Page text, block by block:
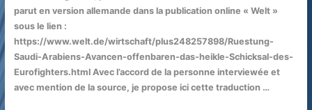
parut en version allemande dans la publication online « Welt »
sous le lien :
https://www.welt.de/wirtschaft/plus248257898/Ruestung-
Saudi-Arabiens-Avancen-offenbaren-das-heikle-Schicksal-des-
Eurofighters.html Avec l’accord de la personne interviewée et
avec mention de la source, je propose ici cette traduction …